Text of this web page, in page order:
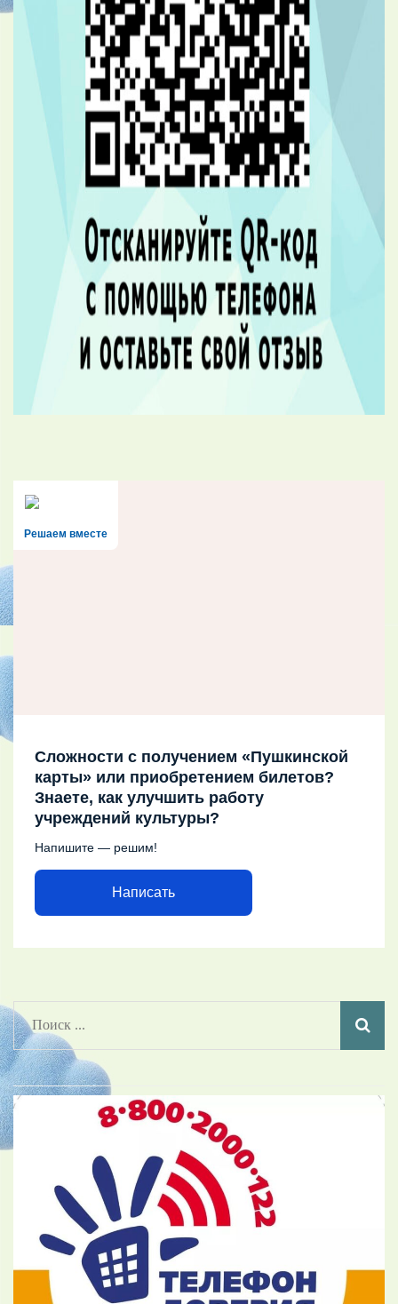
Решаем вместе
Сложности с получением «Пушкинской
карты» или приобретением билетов?
Знаете, как улучшить работу
учреждений культуры?
Напишите — решим!
Написать